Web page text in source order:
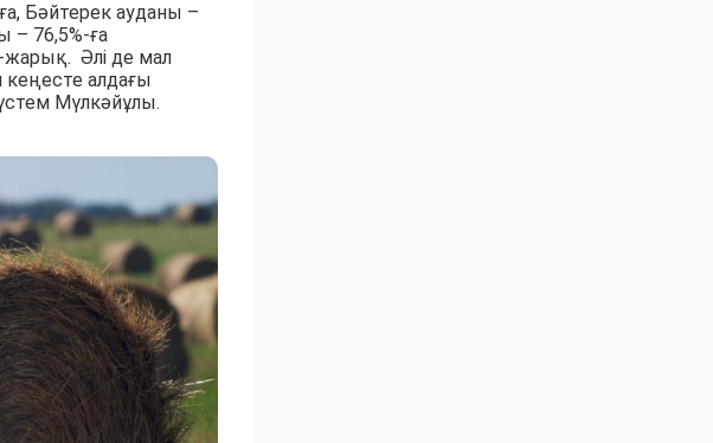
Бәйтерек ауданы –
– 76,5%-ға
жарық. Әлі де мал
кеңесте алдағы
Мүлкәйұлы.